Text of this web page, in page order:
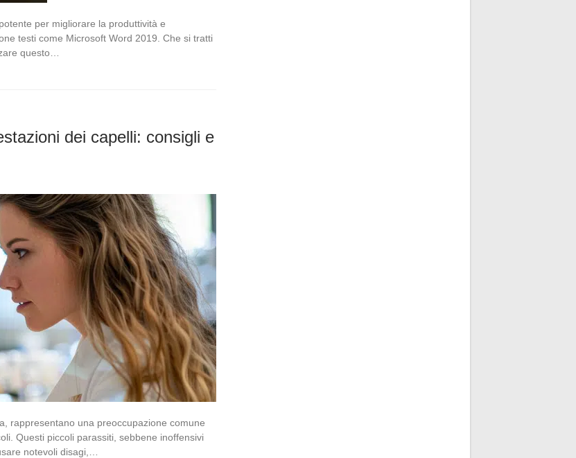
per migliorare la produttività e
testi come Microsoft Word 2019. Che si tratti
questo…
dei capelli: consigli e
rappresentano una preoccupazione comune
Questi piccoli parassiti, sebbene inoffensivi
notevoli disagi,…